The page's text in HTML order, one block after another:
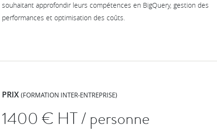
souhaitant approfondir leurs compétences en BigQuery, gestion des
performances et optimisation des coûts.
PRIX(FORMATION INTER-ENTREPRISE)
1400€ HT / personne